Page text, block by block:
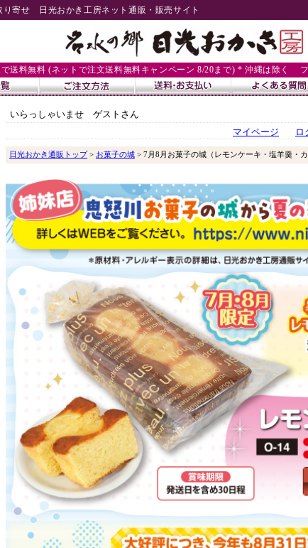
り寄せ 日光おかき工房ネット通販・販売サイト
料無料 (ネットで注文送料無料キャンペーン 8/20まで) * 沖縄は除く
いらっしゃいませ ゲストさん
マイページ
ロ
日光おかき通販トップ> お菓子の城 > 7月8月お菓子の城（レモンケーキ・塩羊羹・カ